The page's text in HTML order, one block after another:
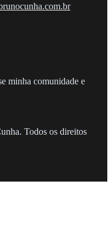
minha comunidade e
Todos os direitos